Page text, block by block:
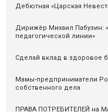
Дебютная «Царская
Дирижёр Михаил Пабузин:
педагогической линии»
Сделай вклад в здоровое
Мамы-предприниматели
собственного дела
ПРАВА ПОТРЕБИТЕЛЕЙ на